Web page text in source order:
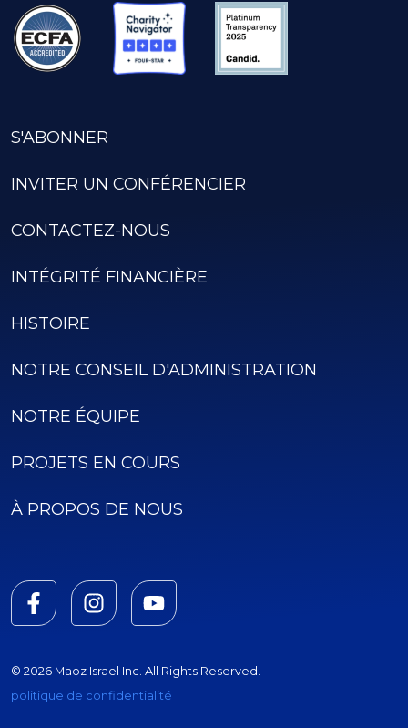
S'ABONNER
INVITER UN CONFÉRENCIER
CONTACTEZ-NOUS
INTÉGRITÉ FINANCIÈRE
HISTOIRE
NOTRE CONSEIL D'ADMINISTRATION
NOTRE ÉQUIPE
PROJETS EN COURS
À PROPOS DE NOUS
© 2026 Maoz Israel Inc. All Rights Reserved.
politique de confidentialité